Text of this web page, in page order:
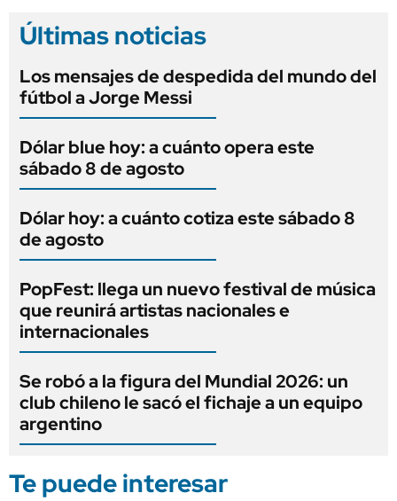
Últimas noticias
Los mensajes de despedida del mundo del
fútbol a Jorge Messi
Dólar blue hoy: a cuánto opera este
sábado 8 de agosto
Dólar hoy: a cuánto cotiza este sábado 8
de agosto
PopFest: llega un nuevo festival de música
que reunirá artistas nacionales e
internacionales
Se robó a la figura del Mundial 2026: un
club chileno le sacó el fichaje a un equipo
argentino
Te puede interesar